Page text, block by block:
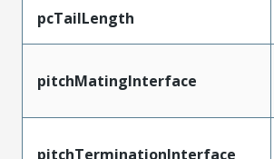
pcTailLength
pitchMatingInterface
pitchTerminationInterface